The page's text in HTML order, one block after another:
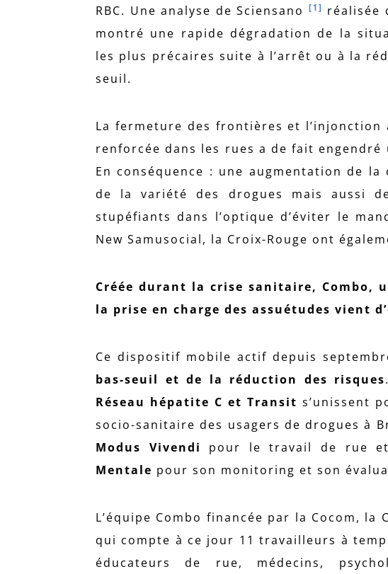
RBC. Une analyse de Sciensano [1] réalisée
montré une rapide dégradation de la
les plus précaires suite à l’arrêt ou à la
seuil.
La fermeture des frontières et
renforcée dans les rues a de fait
En conséquence : une augmentation de
de la variété des drogues mais aussi
stupéfiants dans l’optique d’éviter le
New Samusocial, la Croix-Rouge ont
Créée durant la crise sanitaire, Combo,
la prise en charge des assuétudes vient
Ce dispositif mobile actif depuis
bas-seuil et de la réduction des risques
Réseau hépatite C et Transit s’unissent
socio-sanitaire des usagers de drogues à
Modus Vivendi
pour le travail de rue
Mentale pour son monitoring et son
L’équipe Combo financée par la Cocom,
qui compte à ce jour 11 travailleurs à
éducateurs de rue, médecins,